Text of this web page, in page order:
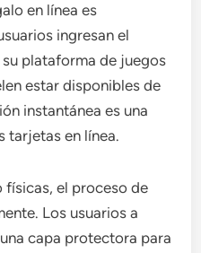
en línea es
ingresan el
plataforma de juegos
estar disponibles de
instantánea es una
tarjetas en línea.
físicas, el proceso de
Los usuarios a
capa protectora para